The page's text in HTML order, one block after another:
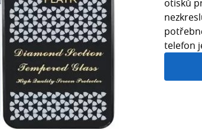
otisků
telefon